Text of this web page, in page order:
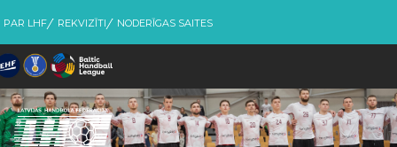
PAR LHF REKVIZĪTI NODERĪGAS SAITES